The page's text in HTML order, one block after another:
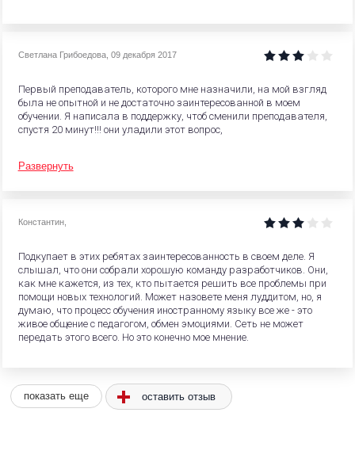
Светлана Грибоедова, 09 декабря 2017
Первый преподаватель, которого мне назначили, на мой взгляд
была не опытной и не достаточно заинтересованной в моем
обучении. Я написала в поддержку, чтоб сменили преподавателя,
спустя 20 минут!!! они уладили этот вопрос,
Развернуть
Константин,
Подкупает в этих ребятах заинтересованность в своем деле. Я
слышал, что они собрали хорошую команду разработчиков. Они,
как мне кажется, из тех, кто пытается решить все проблемы при
помощи новых технологий. Может назовете меня луддитом, но, я
думаю, что процесс обучения иностранному языку все же - это
живое общение с педагогом, обмен эмоциями. Сеть не может
передать этого всего. Но это конечно мое мнение.
показать еще оставить отзыв